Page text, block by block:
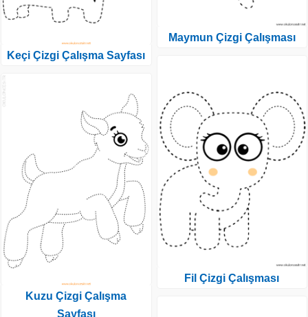
Keçi Çizgi Çalışma Sayfası
Kuzu Çizgi Çalışma
Sayfası
Maymun Çizgi Çalışması
Fil Çizgi Çalışması